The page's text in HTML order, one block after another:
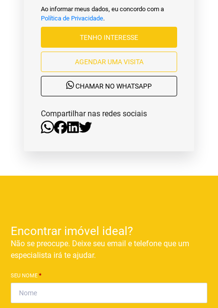
Ao informar meus dados, eu concordo com a
Política de Privacidade.
TENHO INTERESSE
AGENDAR UMA VISITA
CHAMAR NO WHATSAPP
Compartilhar nas redes sociais
Encontrar imóvel ideal?
Não se preocupe. Deixe seu email e telefone que um
especialista irá te ajudar.
SEU NOME*